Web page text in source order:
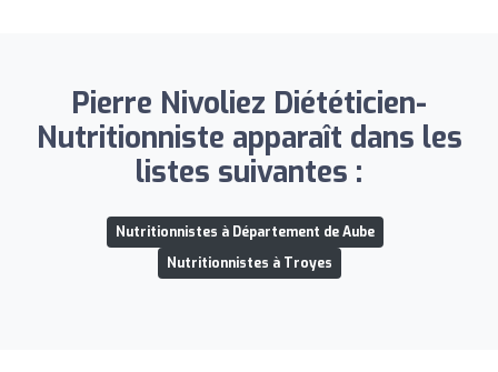
Pierre Nivoliez Diététicien-
Nutritionniste apparaît dans les
listes suivantes :
Nutritionnistes à Département de Aube
Nutritionnistes à Troyes